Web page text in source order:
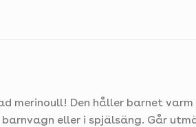
merinoull! Den håller barnet
eller i spjälsäng. Går